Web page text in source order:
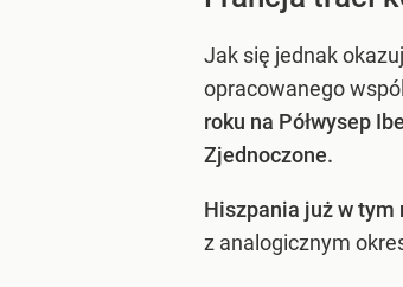
Jak się jednak
opracowanego
roku na Półwysep
Zjednoczone.
Hiszpania już w tym
z analogicznym